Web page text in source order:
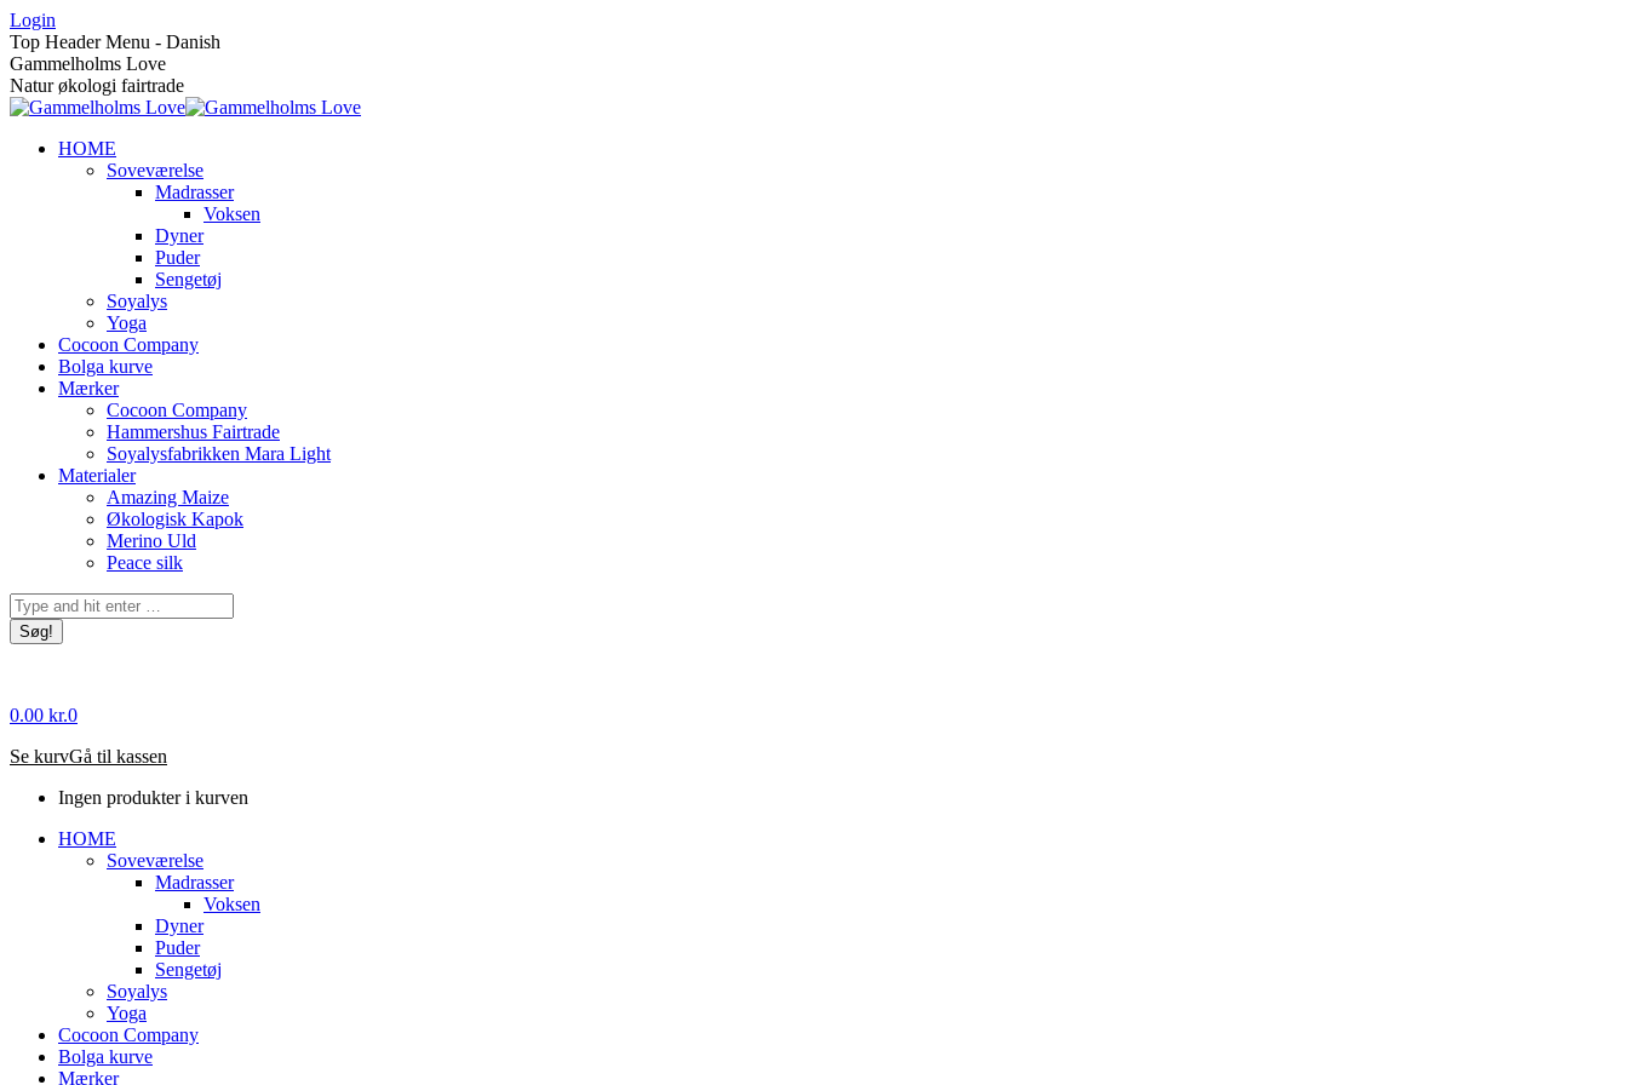
Skip
to
content
Login
Top Header Menu - Danish
Gammelholms Love
Natur økologi fairtrade
HOME
Soveværelse
Madrasser
Voksen
Dyner
Puder
Sengetøj
Soyalys
Yoga
Cocoon Company
Bolga kurve
Mærker
Cocoon Company
Hammershus Fairtrade
Soyalysfabrikken Mara Light
Materialer
Amazing Maize
Økologisk Kapok
Merino Uld
Peace silk
Søg:
0.00 kr.0
Se kurvGå til kassen
Ingen produkter i kurven
HOME
Soveværelse
Madrasser
Voksen
Dyner
Puder
Sengetøj
Soyalys
Yoga
Cocoon Company
Bolga kurve
Mærker